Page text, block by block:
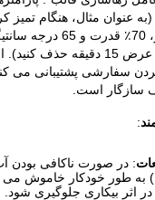
عنوان مثال، هنگام تمیز
خودرو، 28 کیلوهرتز،
سفارشی پشتیبانی می کند
سازگار است.
:
: در صورت ناکافی بودن
از 1 ثانیه) به طور خودکار خاموش
اثر بیکاری جلوگیری شود.